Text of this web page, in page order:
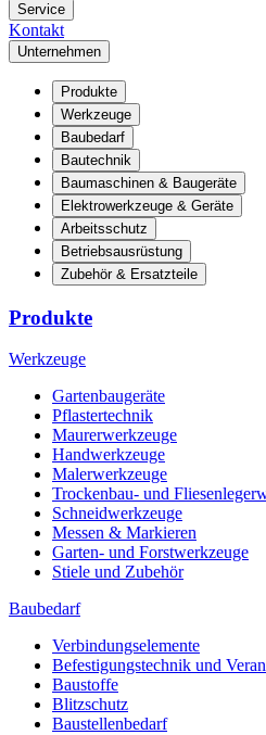
Service
Kontakt
Unternehmen
Produkte
Werkzeuge
Baubedarf
Bautechnik
Baumaschinen & Baugeräte
Elektrowerkzeuge & Geräte
Arbeitsschutz
Betriebsausrüstung
Zubehör & Ersatzteile
Produkte
Werkzeuge
Gartenbaugeräte
Pflastertechnik
Maurerwerkzeuge
Handwerkzeuge
Malerwerkzeuge
Trockenbau- und
Schneidwerkzeuge
Messen & Markieren
Garten- und Forstwerkzeuge
Stiele und Zubehör
Baubedarf
Verbindungselemente
Befestigungstechnik und
Baustoffe
Blitzschutz
Baustellenbedarf